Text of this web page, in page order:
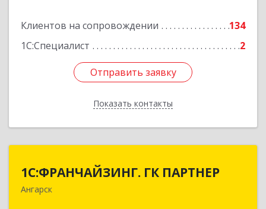
Клиентов на сопровождении
134
1С:Специалист
2
Отправить заявку
Показать контакты
Отправить заявку
Назад
1С:ФРАНЧАЙЗИНГ. ГК ПАРТНЕР
Ангарск
1С:ФРАНЧАЙЗИНГ. ГК ПАРТНЕР